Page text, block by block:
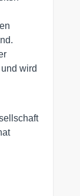
wird